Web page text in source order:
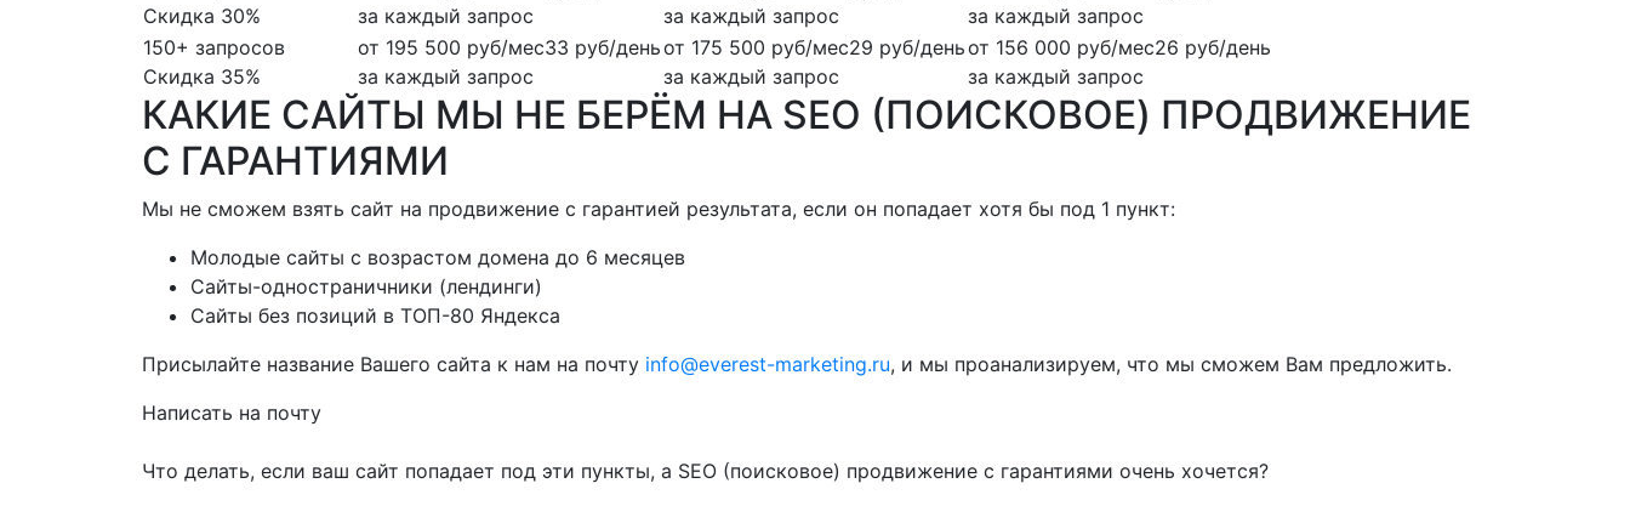
Скидка 30%
за каждый запрос
за каждый запрос
за каждый запрос
150+ запросов
Скидка 35%
от 195 500 руб/мес33 руб/день
за каждый запрос
от 175 500 руб/мес29 руб/день
за каждый запрос
от 156 000 руб/мес26 руб/день
за каждый запрос
КАКИЕ САЙТЫ МЫ НЕ БЕРЁМ НА SEO (ПОИСКОВОЕ) ПРОДВИЖЕНИЕ
С ГАРАНТИЯМИ
Мы не сможем взять сайт на продвижение с гарантией результата, если он попадает хотя бы под 1 пункт:
Молодые сайты с возрастом домена до 6 месяцев
Сайты-одностраничники (лендинги)
Сайты без позиций в ТОП-80 Яндекса
Присылайте название Вашего сайта к нам на почту info@everest-marketing.ru, и мы проанализируем, что мы сможем Вам предложить.
Написать на почту
Что делать, если ваш сайт попадает под эти пункты, а SEO (поисковое) продвижение с гарантиями очень хочется?